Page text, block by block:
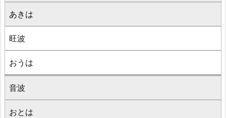
あきは
旺波
おうは
音波
おとは